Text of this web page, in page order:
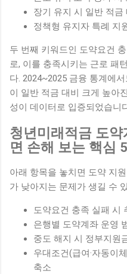
장기 유지 시 일반 적
정책형 유지자 특례 지
두 번째 키워드인 도약요건
로, 이를 충족시키는 근로 패
다. 2024~2025 금융 통계에
이 일반 적금 대비 크게 높아
성이 데이터로 입증되었습니
청년미래적금 도
면 손해 보는 핵심
아래 항목을 놓치면 도약 지
가 낮아지는 문제가 생길 수
도약요건 충족 실패 시
은행별 도약계좌 운영
중도 해지 시 정부지원
우대조건(급여·자동이
축소